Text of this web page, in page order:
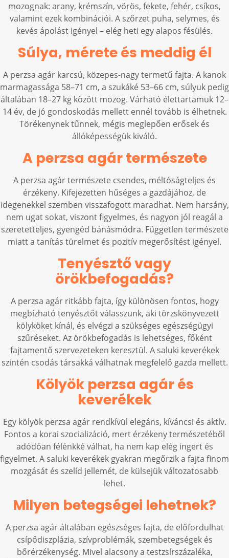
mozognak: arany, krémszín, vörös, fekete, fehér, csíkos,
valamint ezek kombinációi. A szőrzet puha, selymes, és
kevés ápolást igényel – elég heti egy alapos fésülés.
Súlya, mérete és meddig él
A perzsa agár karcsú, közepes-nagy termetű fajta. A kanok
marmagassága 58–71 cm, a szukáké 53–66 cm, súlyuk pedig
általában 18–27 kg között mozog. Várható élettartamuk 12–
14 év, de jó gondoskodás mellett ennél tovább is élhetnek.
Törékenynek tűnnek, mégis meglepően erősek és
állóképességük kiváló.
A perzsa agár természete
A perzsa agár természete csendes, méltóságteljes és
érzékeny. Kifejezetten hűséges a gazdájához, de
idegenekkel szemben visszafogott maradhat. Nem harsány,
nem ugat sokat, viszont figyelmes, és nagyon jól reagál a
szeretetteljes, gyengéd bánásmódra. Független természete
miatt a tanítás türelmet és pozitív megerősítést igényel.
Tenyésztő vagy
örökbefogadás?
A perzsa agár ritkább fajta, így különösen fontos, hogy
megbízható tenyésztőt válasszunk, aki törzskönyvezett
kölyköket kínál, és elvégzi a szükséges egészségügyi
szűréseket. Az örökbefogadás is lehetséges, főként
fajtamentő szervezeteken keresztül. A saluki keverékek
szintén csodás társakká válhatnak megfelelő gazda mellett.
Kölyök perzsa agár és
keverékek
Egy kölyök perzsa agár rendkívül elegáns, kíváncsi és aktív.
Fontos a korai szocializáció, mert érzékeny természetéből
adódóan félénkké válhat, ha nem kap elég ingert és
figyelmet. A saluki keverékek gyakran megőrzik a fajta finom
mozgását és szelíd jellemét, de külsejük változatosabb
lehet.
Milyen betegségei lehetnek?
A perzsa agár általában egészséges fajta, de előfordulhat
csípődiszplázia, szívproblémák, szembetegségek és
bőrérzékenység. Mivel alacsony a testzsírszázaléka,